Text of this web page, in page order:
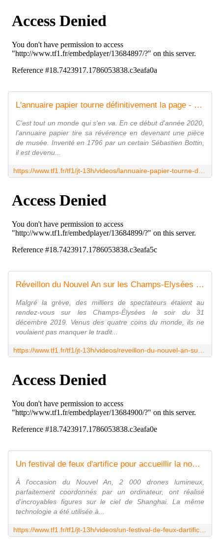
L'annuaire papier tourne définitivement la page - Le journal de 13h | TF1
C'est tout un monde qui s'en va. En ce début d'année 2020,
l'annuaire papier tire sa révérence en devenant une pièce
de musée. Inventé en 1796 par un certain Sébastien Bottin,
il est devenu...
Réveillon du Nouvel An sur les Champs-Elysées : les spectateurs sont venus de partout - Le journal de 13h | TF1
Malgré la grève, des milliers de spectateurs étaient au
rendez-vous sur les Champs-Élysées le soir du 31
décembre 2019. Venus des quatre coins du monde, ils ne
voulaient pas manquer le tradit...
Un festival de feux d'artifice pour accueillir la nouvelle année - Le journal de 13h | TF1
À l'occasion du Nouvel An, 2 000 drones lumineux,
parfaitement coordonnés par un ordinateur, ont réalisé
d'incroyables figures sur le ciel de Shanghai. La même
technologie a été utilisée à...